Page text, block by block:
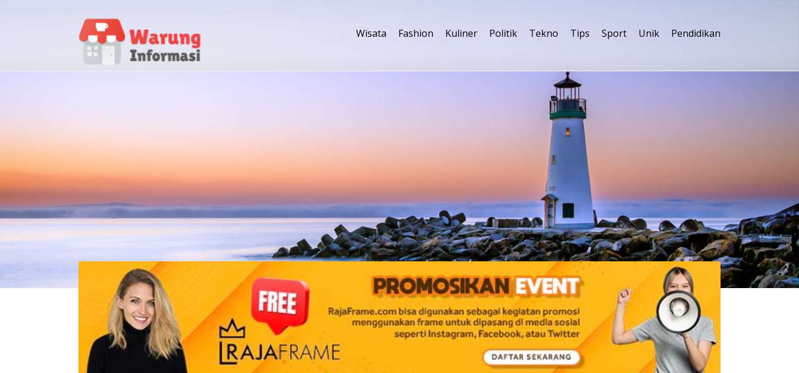
Wisata Fashion Kuliner Politik Tekno Tips Sport Unik Pendidikan